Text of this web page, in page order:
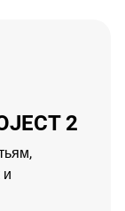
2
и